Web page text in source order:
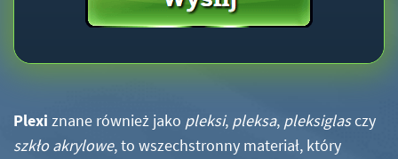
Plexi znane również jako pleksi, pleksa, pleksiglasczy
szkło akrylowe, to wszechstronny materiał, który